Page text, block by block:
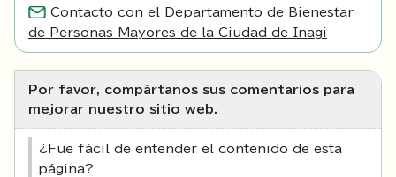
Contacto con el Departamento de Bienestar
de Personas Mayores de la Ciudad de Inagi
Por favor, compártanos sus comentarios para
mejorar nuestro sitio web.
¿Fue fácil de entender el contenido de esta
página?